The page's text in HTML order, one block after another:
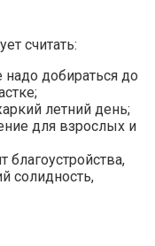
считать:
надо добираться до
летний день;
для взрослых и
благоустройства,
солидность,